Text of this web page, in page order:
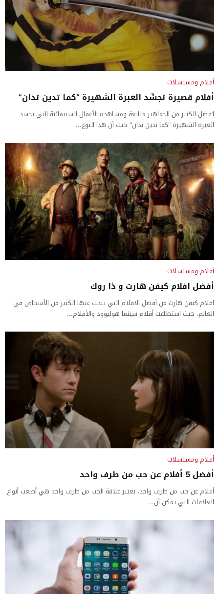
أفلام ومسلسلات
أفلام قصيرة تجسِّد العبرة الشهيرة “كما تدين تدان”
يُفضل الكثير من الجماهير متابعة ومشاهدة الأعمال السينمائية التي تجسد
العبرة الشهيرة "كما تدين تدان" حيث أن هذا النوع...
أفلام ومسلسلات
أفضل افلام كيفن هارت و ذا روك
افلام كيفن هارت من أفضل الافلام التي يبحث عنها الكثير من الأشخاص في
العالم. حيث استطاعت أفلام سينما هوليوود والأفلام...
أفلام ومسلسلات
أفضل 5 أفلام عن حب من طرف واحد
أفلام عن حب من طرف واحد، تعتبر علاقة الحب من طرف واحد هي أصعب أنواع
العلاقات التي يمكن أن...